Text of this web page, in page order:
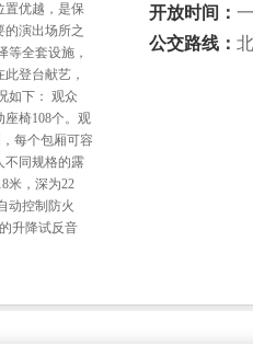
置优越，是保
的演出场所之
等全套设施，
登台献艺，
如下： 观众
座椅108个。观
每个包厢可容
不同规格的露
米，深为22
动控制防火
升降试反音
开放时间：
公交路线：